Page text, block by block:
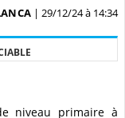
| 29/12/24 à 14:34